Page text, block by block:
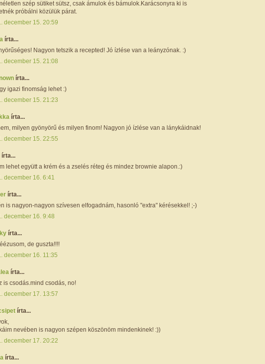
szép sütiket sütsz, csak ámulok és bámulok.Karácsonyra ki is
próbálni közülük párat.
december 15. 20:59
írta...
Nagyon tetszik a recepted! Jó ízlése van a leányzónak. :)
december 15. 21:08
írta...
igazi finomság lehet :)
december 15. 21:23
írta...
milyen gyönyörű és milyen finom! Nagyon jó ízlése van a lánykáidnak!
december 15. 22:55
írta...
lehet együtt a krém és a zselés réteg és mindez brownie alapon.:)
december 16. 6:41
írta...
is nagyon-nagyon szívesen elfogadnám, hasonló "extra" kérésekkel! ;-)
december 16. 9:48
írta...
de guszta!!!!
december 16. 11:35
írta...
is csodás.mind csodás, no!
december 17. 13:57
írta...
nevében is nagyon szépen köszönöm mindenkinek! :))
december 17. 20:22
írta...